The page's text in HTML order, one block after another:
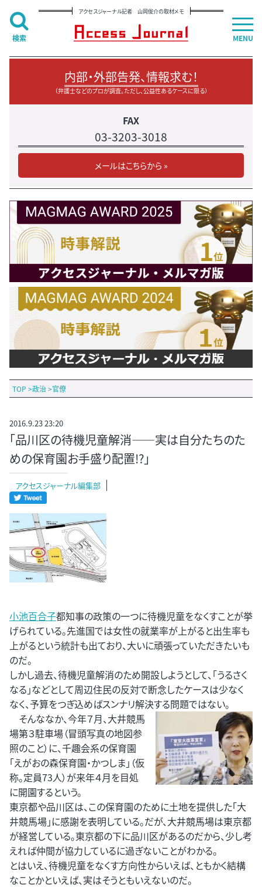
アクセスジャーナル記者 山岡俊介の取材メモ
内部・外部告発、情報求む！
（弁護士などのプロが調査。ただし、公益性あるケースに限る）
FAX
03-3203-3018
メールはこちらから »
TOP >政治>官僚
2016.9.23 23:20
「品川区の待機児童解消――実は自分たちのた
めの保育園お手盛り配置!?」
アクセスジャーナル編集部
小池百合子都知事の政策の一つに待機児童をなくすことが挙
げられている。先進国では女性の就業率が上がると出生率も
上がるという統計も出ており、大いに頑張っていただきたいも
のだ。
しかし過去、待機児童解消のため開設しようとして、「うるさく
なる」などとして周辺住民の反対で断念したケースは少なく
なく、予算をつぎ込めばスンナリ解決する問題ではない。
そんななか、今年７月、大井競馬
場第３駐車場（冒頭写真の地図参
照のこと）に、千趣会系の保育園
「えがおの森保育園・かつしま」（仮
称。定員73人）が来年４月を目処
に開園するという。
東京都や品川区は、この保育園のために土地を提供した「大
井競馬場」に感謝を表明している。だが、大井競馬場は東京都
が経営している。東京都の下に品川区があるのだから、少し考
えれば仲間が協力しているに過ぎないことがわかる。
とはいえ、待機児童をなくす方向性からいえば、ともかく結構
なことかといえば、実はそうともいえないのだ。
MENU
検索